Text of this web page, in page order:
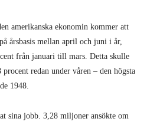
amerikanska ekonomin kommer att
årsbasis mellan april och juni i år,
från januari till mars. Detta skulle
procent redan under våren – den högsta
1948.
sina jobb. 3,28 miljoner ansökte om